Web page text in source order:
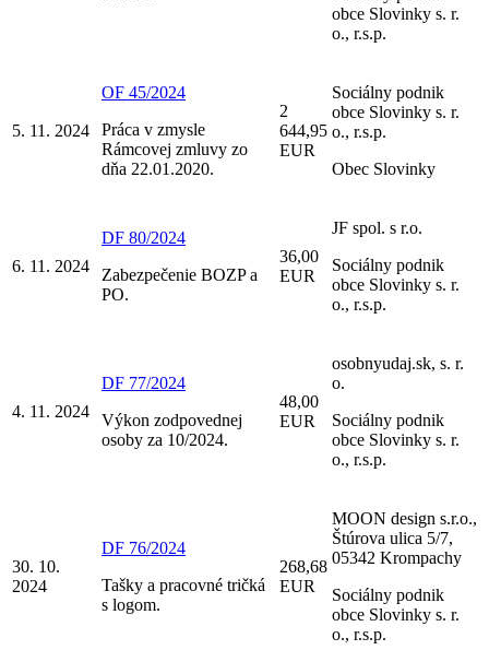
obce Slovinky s. r.
o., r.s.p.
5. 11. 2024
OF 45/2024
Práca v zmysle
Rámcovej zmluvy zo
dňa 22.01.2020.
2
644,95
EUR
Sociálny podnik
obce Slovinky s. r.
o., r.s.p.
Obec Slovinky
6. 11. 2024
DF 80/2024
Zabezpečenie BOZP a
PO.
36,00
EUR
JF spol. s r.o.
Sociálny podnik
obce Slovinky s. r.
o., r.s.p.
4. 11. 2024
DF 77/2024
Výkon zodpovednej
osoby za 10/2024.
48,00
EUR
osobnyudaj.sk, s. r.
o.
Sociálny podnik
obce Slovinky s. r.
o., r.s.p.
30. 10.
2024
DF 76/2024
Tašky a pracovné tričká
s logom.
268,68
EUR
MOON design s.r.o.,
Štúrova ulica 5/7,
05342 Krompachy
Sociálny podnik
obce Slovinky s. r.
o., r.s.p.